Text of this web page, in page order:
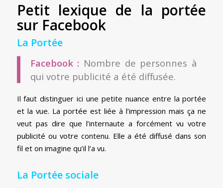
Petit lexique de la portée
sur Facebook
La Portée
Facebook : Nombre de personnes à
qui votre publicité a été diffusée.
Il faut distinguer ici une petite nuance entre la portée
et la vue. La portée est liée à l’impression mais ça ne
veut pas dire que l’internaute a forcément vu votre
publicité ou votre contenu. Elle a été diffusé dans son
fil et on imagine qu’il l’a vu.
La Portée sociale